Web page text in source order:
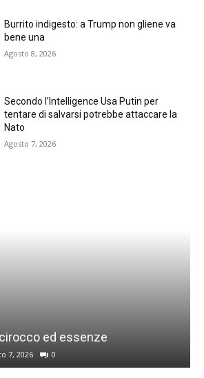
Burrito indigesto: a Trump non gliene va
bene una
Agosto 8, 2026
Secondo l’Intelligence Usa Putin per
tentare di salvarsi potrebbe attaccare la
Nato
Agosto 7, 2026
ed essenze
7, 2026 0